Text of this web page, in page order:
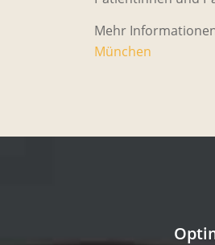
Mehr
München